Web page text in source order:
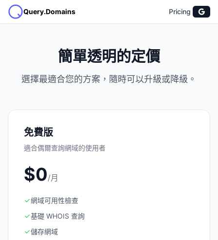
Query.Domains Pricing
簡單透明的定價
選擇最適合您的方案，隨時可以升級或降級。
免費版
適合偶爾查詢網域的使用者
$0/月
網域可用性檢查
基礎 WHOIS 查詢
儲存網域